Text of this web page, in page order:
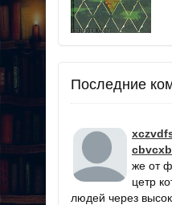
Последние
же от
цетр
людей через